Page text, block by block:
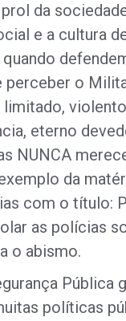
da
e a cultura
perceber o
eterno
NUNCA
da
com o título:
as polícias
o abismo.
Pública
políticas